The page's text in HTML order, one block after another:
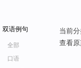
双语例句
全部
口语
当前
查看